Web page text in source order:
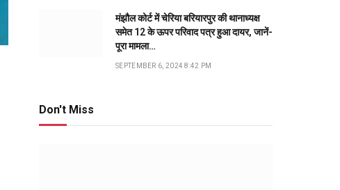
मंझौल कोर्ट में चेरिया बरियारपुर की थानाध्यक्ष
समेत 12 के ऊपर परिवाद पत्र हुआ दायर, जानें-
पूरा मामला…
SEPTEMBER 6, 2024 8:42 PM
Don't Miss